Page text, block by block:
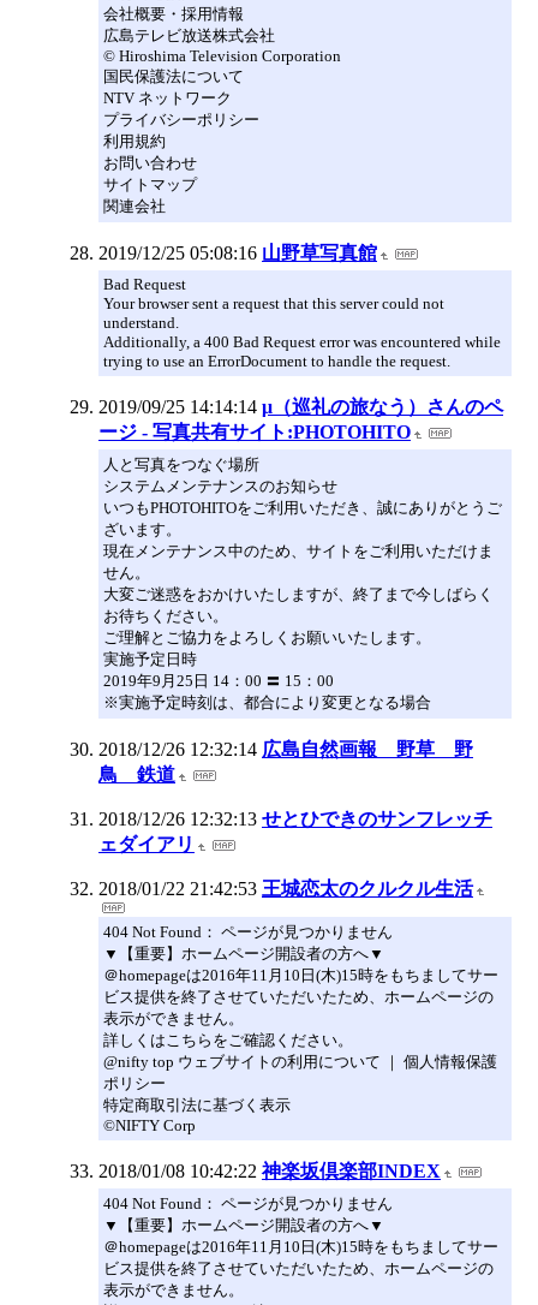
会社概要・採用情報
広島テレビ放送株式会社
© Hiroshima Television Corporation
国民保護法について
NTV ネットワーク
プライバシーポリシー
利用規約
お問い合わせ
サイトマップ
関連会社
2019/12/25 05:08:16 山野草写真館
Bad Request
Your browser sent a request that this server could not
understand.
Additionally, a 400 Bad Request error was encountered while
trying to use an ErrorDocument to handle the request.
2019/09/25 14:14:14 μ（巡礼の旅なう）さんのペ
ージ - 写真共有サイト:PHOTOHITO
人と写真をつなぐ場所
システムメンテナンスのお知らせ
いつもPHOTOHITOをご利用いただき、誠にありがとうご
ざいます。
現在メンテナンス中のため、サイトをご利用いただけま
せん。
大変ご迷惑をおかけいたしますが、終了まで今しばらく
お待ちください。
ご理解とご協力をよろしくお願いいたします。
実施予定日時
2019年9月25日 14：00 〓 15：00
※実施予定時刻は、都合により変更となる場合
2018/12/26 12:32:14 広島自然画報 野草 野
鳥 鉄道
2018/12/26 12:32:13 せとひできのサンフレッチ
ェダイアリ
2018/01/22 21:42:53 王城恋太のクルクル生活
404 Not Found： ページが見つかりません
▼【重要】ホームページ開設者の方へ▼
＠homepageは2016年11月10日(木)15時をもちましてサー
ビス提供を終了させていただいたため、ホームページの
表示ができません。
詳しくはこちらをご確認ください。
@nifty top ウェブサイトの利用について ｜ 個人情報保護
ポリシー
特定商取引法に基づく表示
©NIFTY Corp
2018/01/08 10:42:22 神楽坂倶楽部INDEX
404 Not Found： ページが見つかりません
▼【重要】ホームページ開設者の方へ▼
＠homepageは2016年11月10日(木)15時をもちましてサー
ビス提供を終了させていただいたため、ホームページの
表示ができません。